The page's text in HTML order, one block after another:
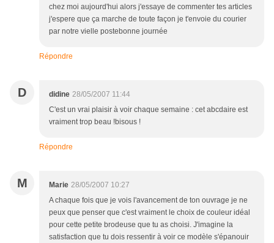
chez moi aujourd'hui alors j'essaye de commenter tes articles
j'espere que ça marche de toute façon je t'envoie du courier
par notre vielle postebonne journée
Répondre
D didine 28/05/2007 11:44
C'est un vrai plaisir à voir chaque semaine : cet abcdaire est
vraiment trop beau !bisous !
Répondre
M Marie 28/05/2007 10:27
A chaque fois que je vois l'avancement de ton ouvrage je ne
peux que penser que c'est vraiment le choix de couleur idéal
pour cette petite brodeuse que tu as choisi. J'imagine la
satisfaction que tu dois ressentir à voir ce modèle s'épanouir